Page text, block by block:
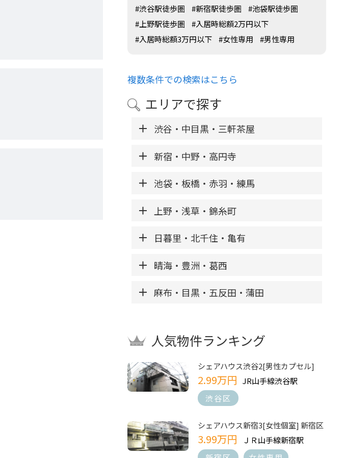
#渋谷駅徒歩圏
#新宿駅徒歩圏
#池袋駅徒歩圏
#上野駅徒歩圏
#入居時総額2万円以下
#入居時総額3万円以下
#女性専用 #男性専用
複数条件での検索はこちら
エリアで探す
渋谷・中目黒・三軒茶屋
新宿・中野・高円寺
池袋・板橋・赤羽・練馬
上野・浅草・錦糸町
日暮里・北千住・亀有
晴海・豊洲・葛西
麻布・目黒・五反田・蒲田
人気物件ランキング
シェアハウス渋谷2[男性カプセル]
2.99万円 JR山手線渋谷駅
渋谷区
シェアハウス新宿3[女性個室] 新宿区
3.99万円
ＪＲ山手線新宿駅